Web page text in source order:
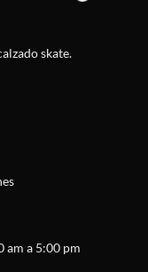
skate.
am a 5:00 pm